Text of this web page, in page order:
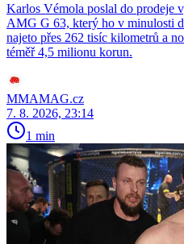
Karlos Vémola poslal do prodeje
AMG G 63, který ho v minulosti
najeto přes 262 tisíc kilometrů a
téměř 4,5 milionu korun.
MMAMAG.cz
7. 8. 2026, 23:14
1 min